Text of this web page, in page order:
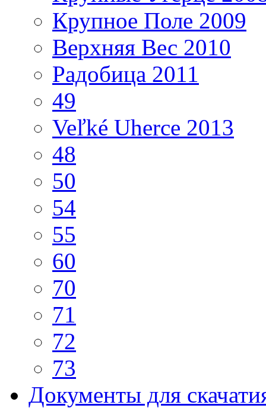
Крупное Поле 2009
Верхняя Вес 2010
Радобица 2011
49
Veľké Uherce 2013
48
50
54
55
60
70
71
72
73
Документы для